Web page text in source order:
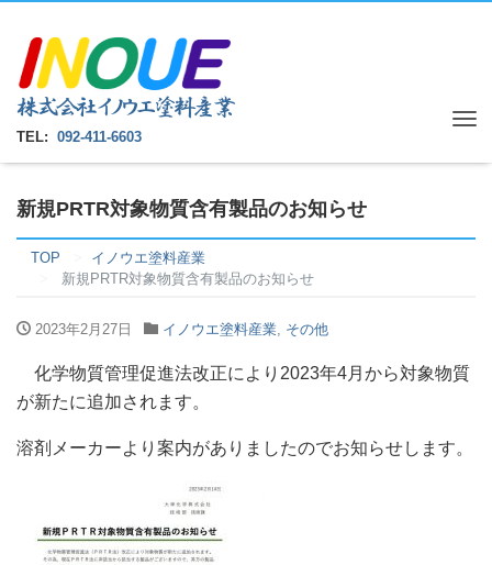
TEL: 092-411-6603
新規PRTR対象物質含有製品のお知らせ
TOP
イノウエ塗料産業
新規PRTR対象物質含有製品のお知らせ
2023年2月27日 イノウエ塗料産業, その他
化学物質管理促進法改正により2023年4月から対象物質
が新たに追加されます。
溶剤メーカーより案内がありましたのでお知らせします。